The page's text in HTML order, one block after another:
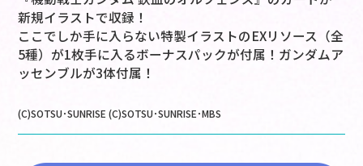
新規イラストで収録！
ここでしか手に入らない特製イラストのEXリソース（全
5種）が1枚手に入るボーナスパックが付属！ガンダムア
ッセンブルが3体付属！
(C)SOTSU･SUNRISE (C)SOTSU･SUNRISE･MBS